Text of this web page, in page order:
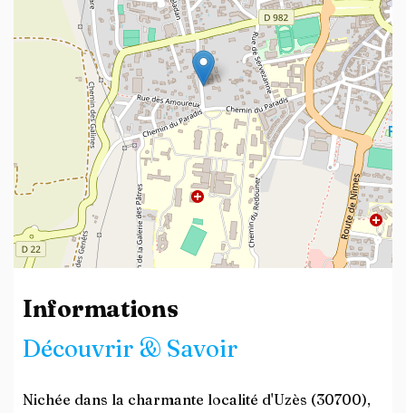
Leaflet | © OpenStreetMapcontributors
Informations
Découvrir & Savoir
Nichée dans la charmante localité d'Uzès (30700),